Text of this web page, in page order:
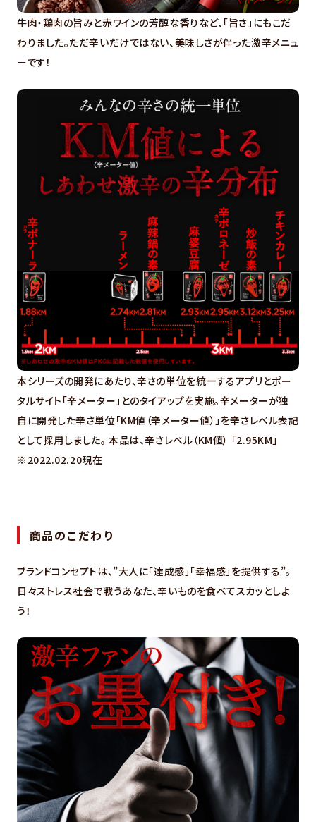
牛肉・鶏肉の旨みと赤ワインの芳醇な香りなど、「旨さ」にもこだ
わりました。ただ辛いだけではない、美味しさが伴った激辛メニュ
ーです！
本シリーズの開発にあたり、辛さの単位を統一するアプリとポー
タルサイト「辛メーター」とのタイアップを実施。辛メーターが独
自に開発した辛さ単位「KM値（辛メーター値）」を辛さレベル表記
として採用しました。 本品は、辛さレベル（KM値） 「2.95KM」
※2022.02.20現在
商品のこだわり
ブランドコンセプトは、”大人に「達成感」「幸福感」を提供する”。
日々ストレス社会で戦うあなた、辛いものを食べてスカッとしよ
う！